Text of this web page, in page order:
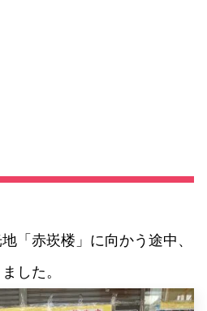
「赤崁楼」に向かう途中、
した。